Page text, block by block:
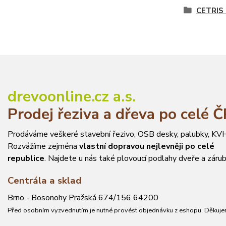
drevoonline.cz a.s.
Prodej řeziva a dřeva po celé
Prodáváme veškeré stavební řezivo, OSB desky, palubky,
Rozvážíme zejména vlastní dopravou nejlevněji po celé
republice. Najdete u nás také plovoucí podlahy dveře a
Centrála a sklad
Brno - Bosonohy Pražská 674/156 64200
Před osobním vyzvednutím je nutné provést objednávku z eshopu.